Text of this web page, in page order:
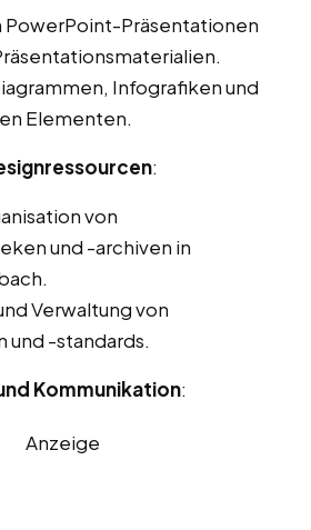
PowerPoint-Präsentationen
Infografiken und
Elementen.
:
von
und -archiven in
Verwaltung von
und -standards.
Kommunikation:
Anzeige